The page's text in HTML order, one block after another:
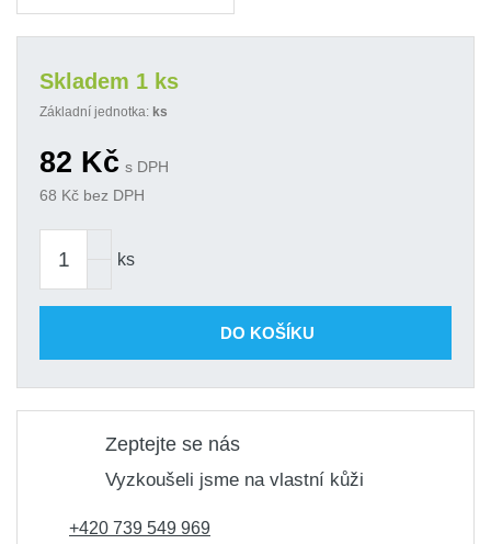
Skladem 1 ks
Základní jednotka: ks
82 Kč s DPH
68 Kč bez DPH
ks
DO KOŠÍKU
Zeptejte se nás
Vyzkoušeli jsme na vlastní kůži
+420 739 549 969